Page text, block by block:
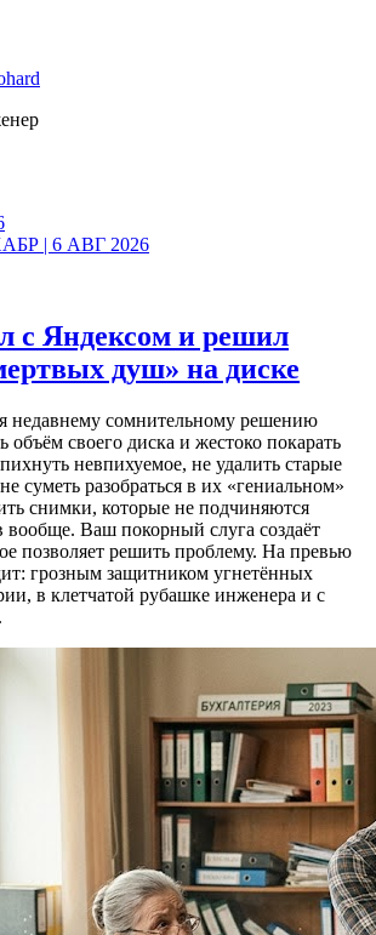
| 6 АВГ 2026
с Яндексом и решил
душ» на диске
недавнему сомнительному решению
объём своего диска и жестоко покарать
невпихуемое, не удалить старые
суметь разобраться в их «гениальном»
снимки, которые не подчиняются
вообще. Ваш покорный слуга создаёт
позволяет решить проблему. На превью
грозным защитником угнетённых
в клетчатой рубашке инженера и с